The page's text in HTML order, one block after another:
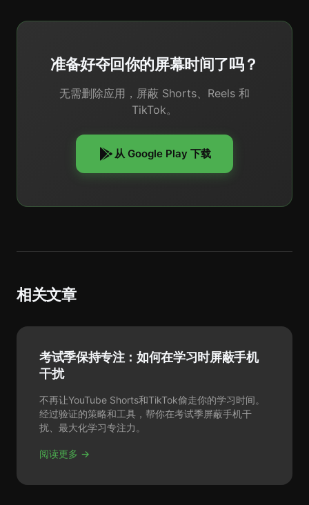
准备好夺回你的屏幕时间了吗？
无需删除应用，屏蔽 Shorts、Reels 和
TikTok。
从 Google Play 下载
相关文章
考试季保持专注：如何在学习时屏蔽手机
干扰
不再让YouTube Shorts和TikTok偷走你的学习时间。
经过验证的策略和工具，帮你在考试季屏蔽手机干
扰、最大化学习专注力。
阅读更多 →